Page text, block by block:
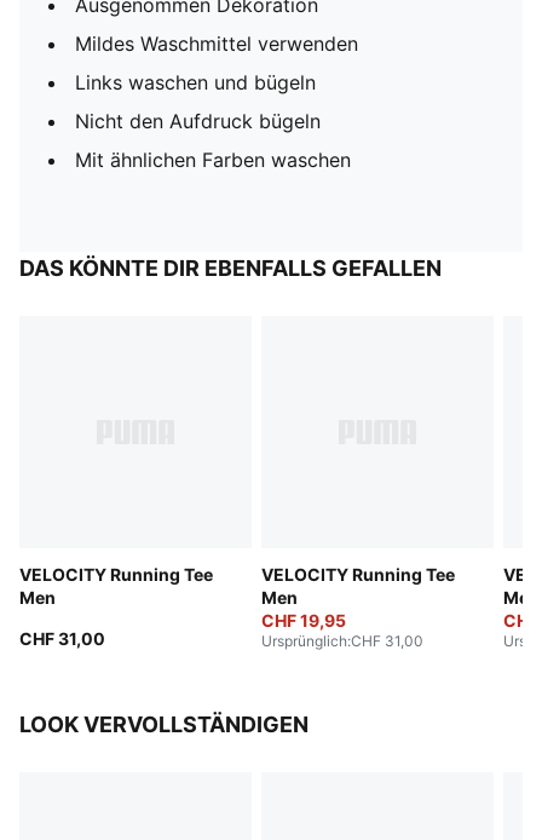
Ausgenommen Dekoration
Mildes Waschmittel verwenden
Links waschen und bügeln
Nicht den Aufdruck bügeln
Mit ähnlichen Farben waschen
DAS KÖNNTE DIR EBENFALLS GEFALLEN
VELOCITY Running Tee
Men
CHF 31,00
VELOCITY Running Tee
Men
CHF 19,95
Ursprünglich:CHF 31,00
Men
LOOK VERVOLLSTÄNDIGEN